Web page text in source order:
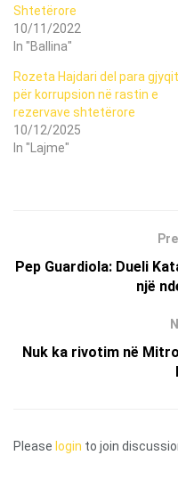
Shtetërore
10/11/2022
In "Ballina"
Rozeta Hajdari del para gjyqit
për korrupsion në rastin e
rezervave shtetërore
10/12/2025
In "Lajme"
Pep Guardiola: Dueli
një
Nuk ka rivotim në
Please login to join